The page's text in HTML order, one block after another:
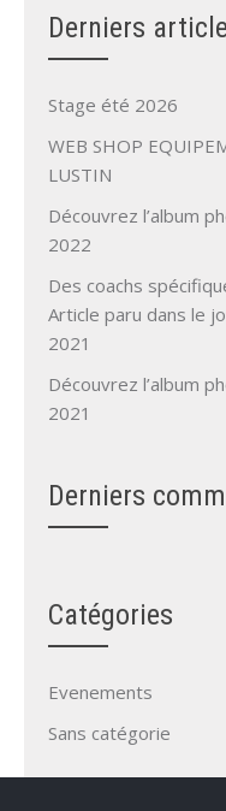
Derniers
Stage été 2026
WEB SHOP
LUSTIN
Découvrez l’album
2022
Des coachs
Article paru dans le
2021
Découvrez l’album
2021
Derniers
Catégories
Evenements
Sans catégorie